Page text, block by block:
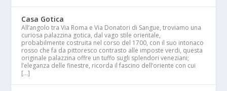
Casa Gotica
All’angolo tra Via Roma e Via Donatori di Sangue, troviamo una
curiosa palazzina gotica, dal vago stile orientale,
probabilmente costruita nel corso del 1700, con il suo intonaco
rosso che fa da pittoresco contrasto alle imposte verdi, questa
originale palazzina offre un tuffo sugli splendori veneziani;
l’eleganza delle finestre, ricorda il fascino dell’oriente con cui
[…]